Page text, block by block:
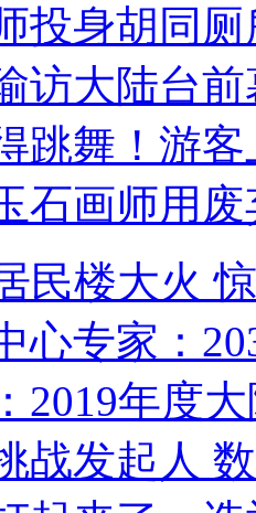
投身胡同
访大陆台
跳舞！游客
石画师用
民楼大火
心专家：
2019年度
战发起人